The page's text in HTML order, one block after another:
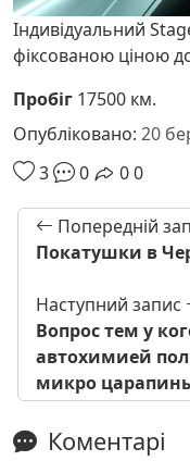
Індивідуальний
фіксованою ціною
Пробіг 17500 км.
Опубліковано: 20
3
0 00
Попередній
Покатушки в
Наступний запис
Вопрос тем у
автохимией
микро
Коментарі